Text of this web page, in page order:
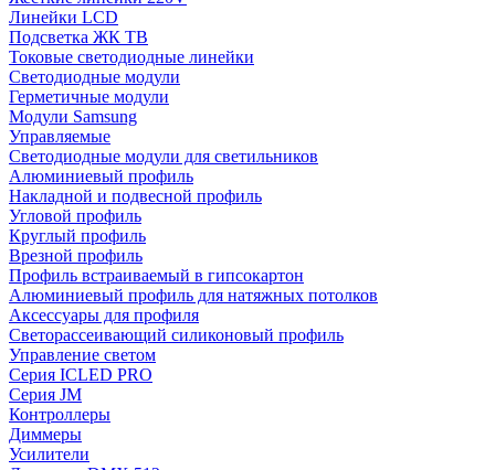
Линейки LCD
Подсветка ЖК ТВ
Токовые светодиодные линейки
Светодиодные модули
Герметичные модули
Модули Samsung
Управляемые
Светодиодные модули для светильников
Алюминиевый профиль
Накладной и подвесной профиль
Угловой профиль
Круглый профиль
Врезной профиль
Профиль встраиваемый в гипсокартон
Алюминиевый профиль для натяжных потолков
Аксессуары для профиля
Светорассеивающий силиконовый профиль
Управление светом
Серия ICLED PRO
Серия JM
Контроллеры
Диммеры
Усилители